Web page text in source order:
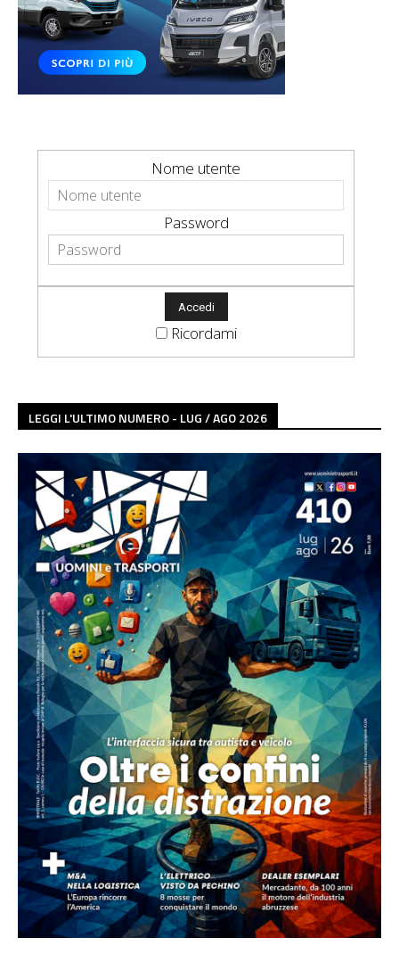
Nome utente
Password
Ricordami
LEGGI L'ULTIMO NUMERO - LUG / AGO 2026